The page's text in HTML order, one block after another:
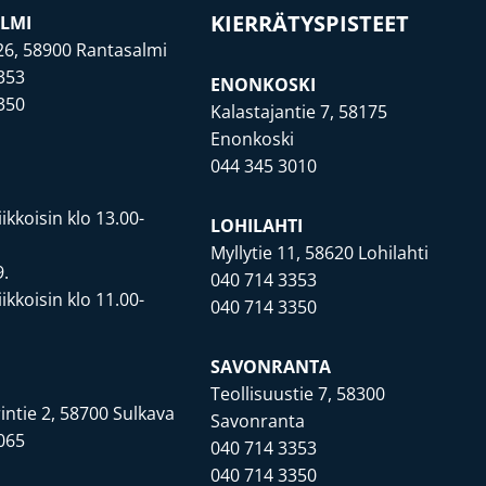
58900 Rantasalmi
klo 13.00-
klo 11.00-
2, 58700 Sulkava
KIERRÄTYSPISTEET
ENONKOSKI
Kalastajantie 7, 58175
Enonkoski
044 345 3010
LOHILAHTI
Myllytie 11, 58620 Lohilahti
040 714 3353
040 714 3350
SAVONRANTA
Teollisuustie 7, 58300
Savonranta
040 714 3353
040 714 3350